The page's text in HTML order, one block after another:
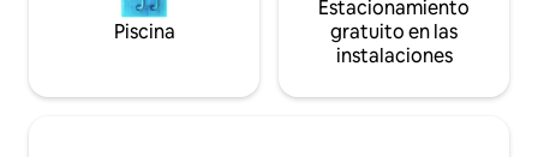
Piscina
Estacionamiento
gratuito en las
instalaciones